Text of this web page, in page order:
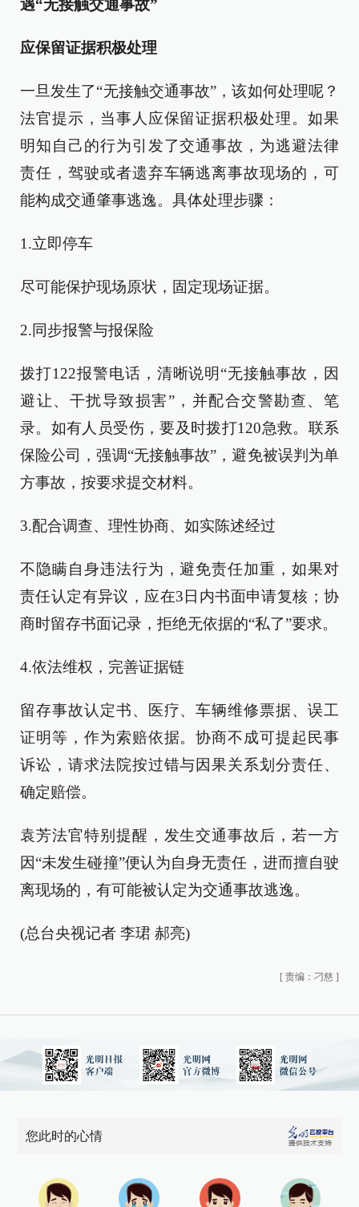
遇“无接触交通事故”
应保留证据积极处理
一旦发生了“无接触交通事故”，该如何处理呢？
法官提示，当事人应保留证据积极处理。如果
明知自己的行为引发了交通事故，为逃避法律
责任，驾驶或者遗弃车辆逃离事故现场的，可
能构成交通肇事逃逸。具体处理步骤：
1.立即停车
尽可能保护现场原状，固定现场证据。
2.同步报警与报保险
拨打122报警电话，清晰说明“无接触事故，因
避让、干扰导致损害”，并配合交警勘查、笔
录。如有人员受伤，要及时拨打120急救。联系
保险公司，强调“无接触事故”，避免被误判为单
方事故，按要求提交材料。
3.配合调查、理性协商、如实陈述经过
不隐瞒自身违法行为，避免责任加重，如果对
责任认定有异议，应在3日内书面申请复核；协
商时留存书面记录，拒绝无依据的“私了”要求。
4.依法维权，完善证据链
留存事故认定书、医疗、车辆维修票据、误工
证明等，作为索赔依据。协商不成可提起民事
诉讼，请求法院按过错与因果关系划分责任、
确定赔偿。
袁芳法官特别提醒，发生交通事故后，若一方
因“未发生碰撞”便认为自身无责任，进而擅自驶
离现场的，有可能被认定为交通事故逃逸。
(总台央视记者 李珺 郝亮)
[ 责编：刁慈 ]
您此时的心情